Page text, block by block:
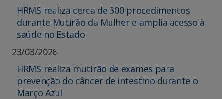
HRMS realiza cerca de 300 procedimentos
durante Mutirão da Mulher e amplia acesso à
saúde no Estado
23/03/2026
HRMS realiza mutirão de exames para
prevenção do câncer de intestino durante o
Março Azul